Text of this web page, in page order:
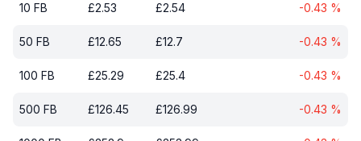
10 FB £2.53 £2.54 -0.43 %
50 FB £12.65 £12.7 -0.43 %
100 FB £25.29 £25.4 -0.43 %
500 FB £126.45 £126.99 -0.43 %